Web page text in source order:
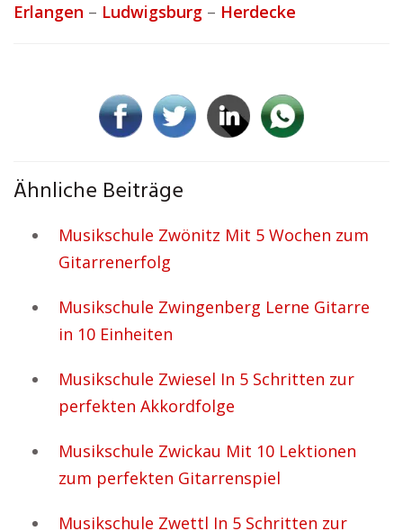
Erlangen – Ludwigsburg – Herdecke
Ähnliche Beiträge
Musikschule Zwönitz Mit 5 Wochen zum
Gitarrenerfolg
Musikschule Zwingenberg Lerne Gitarre
in 10 Einheiten
Musikschule Zwiesel In 5 Schritten zur
perfekten Akkordfolge
Musikschule Zwickau Mit 10 Lektionen
zum perfekten Gitarrenspiel
Musikschule Zwettl In 5 Schritten zur